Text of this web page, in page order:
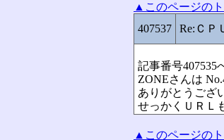
▲このページの
407537
Re:ＣＰ
記事番号407535
ZONEさんは
ありがとうござ
せっかくＵＲＬ
▲このページの